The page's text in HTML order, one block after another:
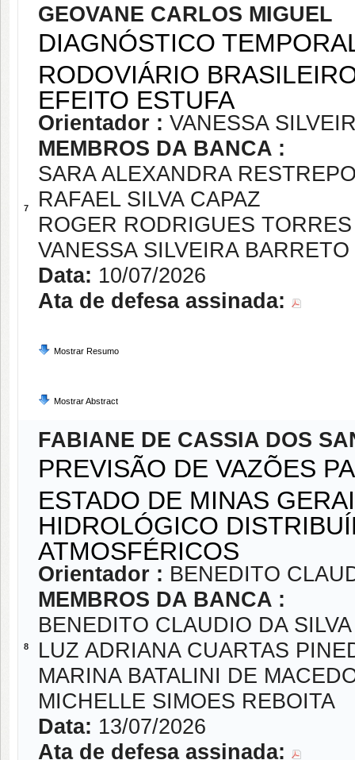
7
GEOVANE CARLOS MIGUEL
DIAGNÓSTICO
RODOVIÁRIO
EFEITO ESTUFA
Orientador : VANESSA
MEMBROS DA BANCA :
SARA ALEXANDRA
RAFAEL SILVA CAPAZ
ROGER RODRIGUES TORRES
VANESSA SILVEIRA
Data: 10/07/2026
Ata de defesa assinada:
Mostrar Resumo
Mostrar Abstract
8
FABIANE DE CASSIA DOS
PREVISÃO DE VAZÕES
ESTADO DE MINAS
HIDROLÓGICO
ATMOSFÉRICOS
Orientador : BENEDITO
MEMBROS DA BANCA :
BENEDITO CLAUDIO DA SILVA
LUZ ADRIANA CUARTAS
MARINA BATALINI DE
MICHELLE SIMOES REBOITA
Data: 13/07/2026
Ata de defesa assinada: